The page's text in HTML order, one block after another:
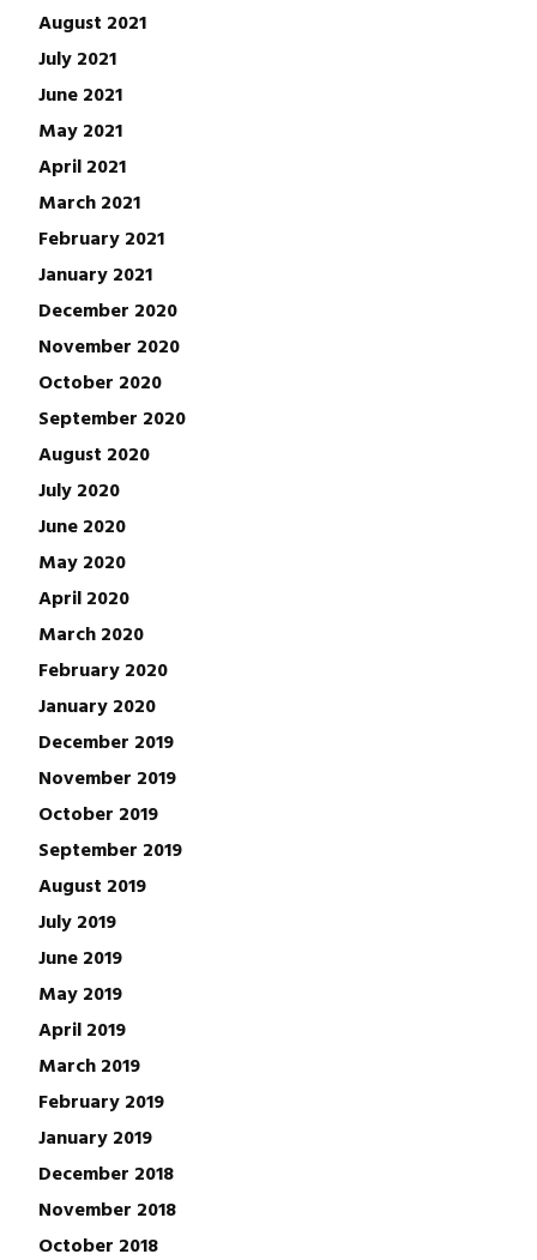
August 2021
July 2021
June 2021
May 2021
April 2021
March 2021
February 2021
January 2021
December 2020
November 2020
October 2020
September 2020
August 2020
July 2020
June 2020
May 2020
April 2020
March 2020
February 2020
January 2020
December 2019
November 2019
October 2019
September 2019
August 2019
July 2019
June 2019
May 2019
April 2019
March 2019
February 2019
January 2019
December 2018
November 2018
October 2018